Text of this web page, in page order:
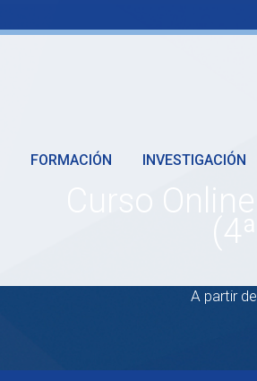
FORMACIÓN INVESTIGACIÓN
Curso
A partir